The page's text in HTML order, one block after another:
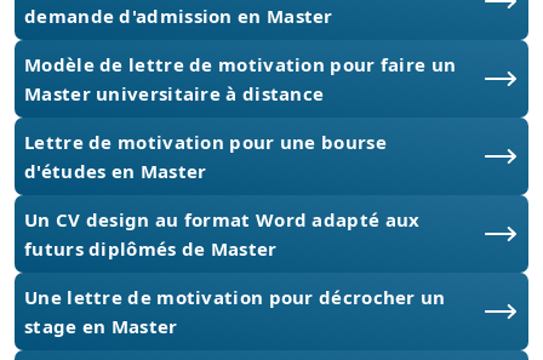
demande d'admission en Master
Modèle de lettre de motivation pour faire un
Master universitaire à distance
Lettre de motivation pour une bourse
d'études en Master
Un CV design au format Word adapté aux
futurs diplômés de Master
Une lettre de motivation pour décrocher un
stage en Master